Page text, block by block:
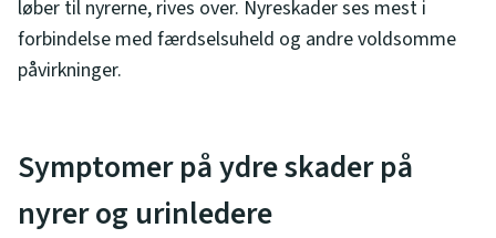
løber til nyrerne, rives over. Nyreskader ses mest i
forbindelse med færdselsuheld og andre voldsomme
påvirkninger.
Symptomer på ydre skader på
nyrer og urinledere